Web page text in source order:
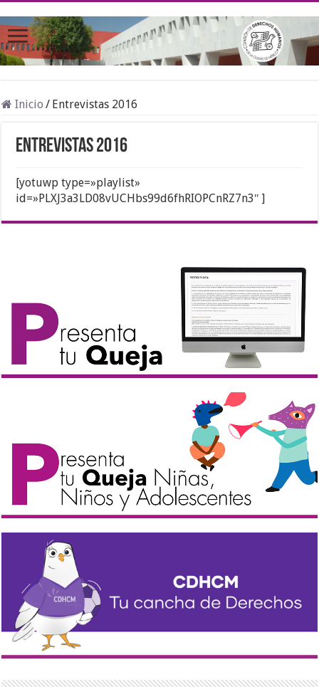
Inicio / Entrevistas 2016
Entrevistas 2016
[yotuwp type=»playlist»
id=»PLXJ3a3LD08vUCHbs99d6fhRIOPCnRZ7n3″ ]